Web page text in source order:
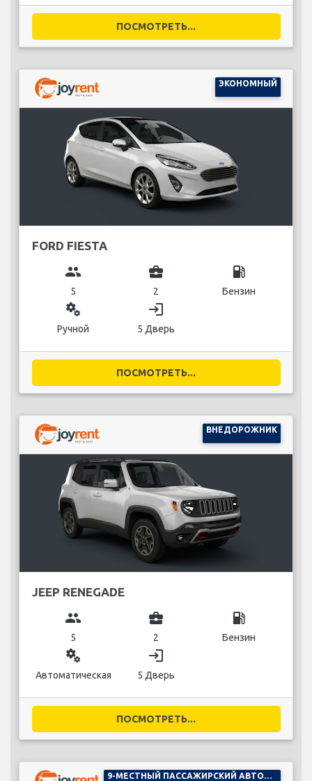
ПОСМОТРЕТЬ...
ЭКОНОМНЫЙ
FORD FIESTA
group
5
business_center
2
local_gas_station
Бензин
miscellaneous_services
Ручной
login
5 Дверь
ПОСМОТРЕТЬ...
ВНЕДОРОЖНИК
JEEP RENEGADE
group
5
business_center
2
local_gas_station
Бензин
miscellaneous_services
Автоматическая
login
5 Дверь
ПОСМОТРЕТЬ...